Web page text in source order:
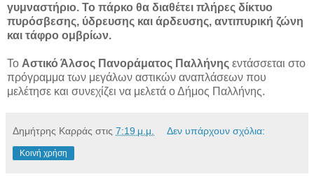
γυμναστήριο. Το πάρκο θα διαθέτει πλήρες δίκτυο
πυρόσβεσης, ύδρευσης και άρδευσης, αντιπυρική ζώνη
και τάφρο ομβρίων.
Το Αστικό Άλσος Πανοράματος Παλλήνης εντάσσεται στο
πρόγραμμα των μεγάλων αστικών αναπλάσεων που
μελέτησε και συνεχίζει να μελετά ο Δήμος Παλλήνης.
Δημήτρης Καρράς στις 7:19 μ.μ. Δεν υπάρχουν σχόλια:
Κοινή χρήση